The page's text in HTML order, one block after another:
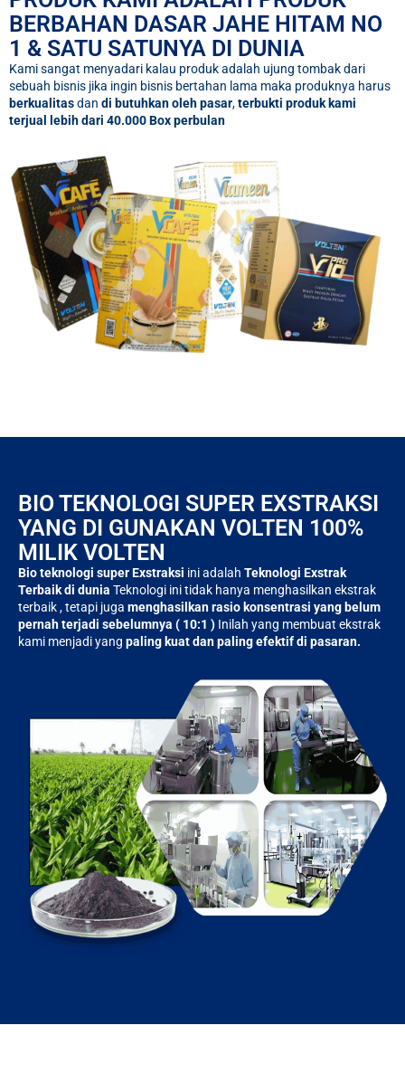
BERBAHAN DASAR JAHE HITAM NO
1 & SATU SATUNYA DI DUNIA​
Kami sangat menyadari kalau produk adalah ujung tombak dari
sebuah bisnis jika ingin bisnis bertahan lama maka produknya harus
berkualitasdan di butuhkan oleh pasar,terbukti produk kami
terjual lebih dari 40.000 Box perbulan
BIO TEKNOLOGI SUPER EXSTRAKSI
YANG DI GUNAKAN VOLTEN 100%
MILIK VOLTEN
Bio teknologi super Exstraksi ini adalah Teknologi Exstrak
Terbaik di dunia Teknologi ini tidak hanya menghasilkan ekstrak
terbaik , tetapi juga menghasilkan rasio konsentrasi yang belum
pernah terjadi sebelumnya ( 10:1 ) Inilah yang membuat ekstrak
kami menjadi yang paling kuat dan paling efektif di pasaran.